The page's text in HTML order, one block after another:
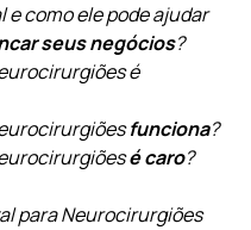
e como ele pode ajudar
seus negócios?
é
funciona?
é caro?
para Neurocirurgiões